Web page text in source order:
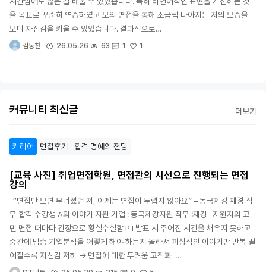
을 목표로 꾸준히 연습하였고 모의 면접을 통해 조금씩 나아지는 저의 모습을
보며 자신감을 키울 수 있었습니다. 결과적으로…
김동찬 26.05.26 63 1 1
커뮤니티 최신글 더보기
커리어 면접후기 합격 명예의 전당
[교육 사진] 취업면접학원, 면접관의 시선으로 진행되는 면접
강의
“면접만 보면 무너졌던 저, 이제는 면접이 두렵지 않아요” – 동국제강 재경 직
무 합격 수강생 A의 이야기 지원 기업 : 동국제강지원 직무 :재경 지원자의 고
민 면접 때마다 긴장으로 횡설수설함 PT발표 시 주어진 시간을 채우지 못하고
중간에 멈춤 기업분석을 어떻게 해야 하는지 몰라서 피상적인 이야기만 반복 떨
어질수록 자신감 저하 → 면접에 대한 두려움 고착화 …